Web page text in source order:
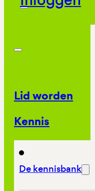
Lid worden
Kennis
De kennisbank